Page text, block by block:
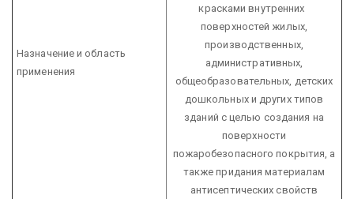
Назначение и область
применения
красками внутренних
поверхностей жилых,
производственных,
административных,
общеобразовательных, детских
дошкольных и других типов
зданий с целью создания на
поверхности
пожаробезопасного покрытия, а
также придания материалам
антисептических свойств